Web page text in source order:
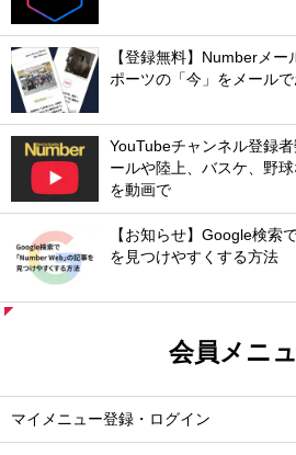
【登録無料】Numberメ
ポーツの「今」をメールで
YouTubeチャンネル登録
ールや陸上、バスケ、野
を動画で
【お知らせ】Google検索
を見つけやすくする方法
会員メニ
マイメニュー登録・ログイン